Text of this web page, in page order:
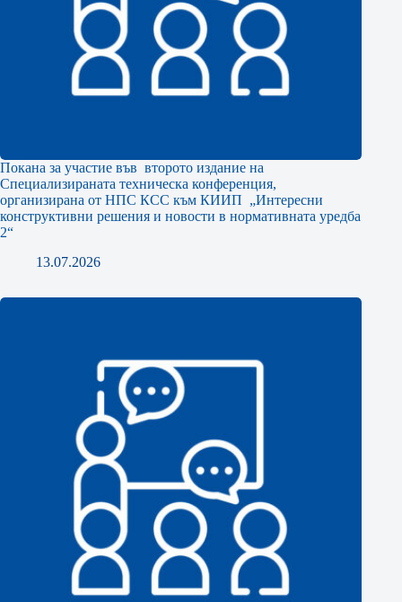
Покана за участие във второто издание на
Специализираната техническа конференция,
организирана от НПС КСС към КИИП „Интересни
конструктивни решения и новости в нормативната уредба
2“
13.07.2026